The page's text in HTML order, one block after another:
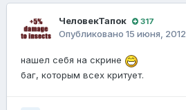
ЧеловекТапок 317
Опубликовано 15 июня, 2012
нашел себя на скрине
баг, которым всех критует.